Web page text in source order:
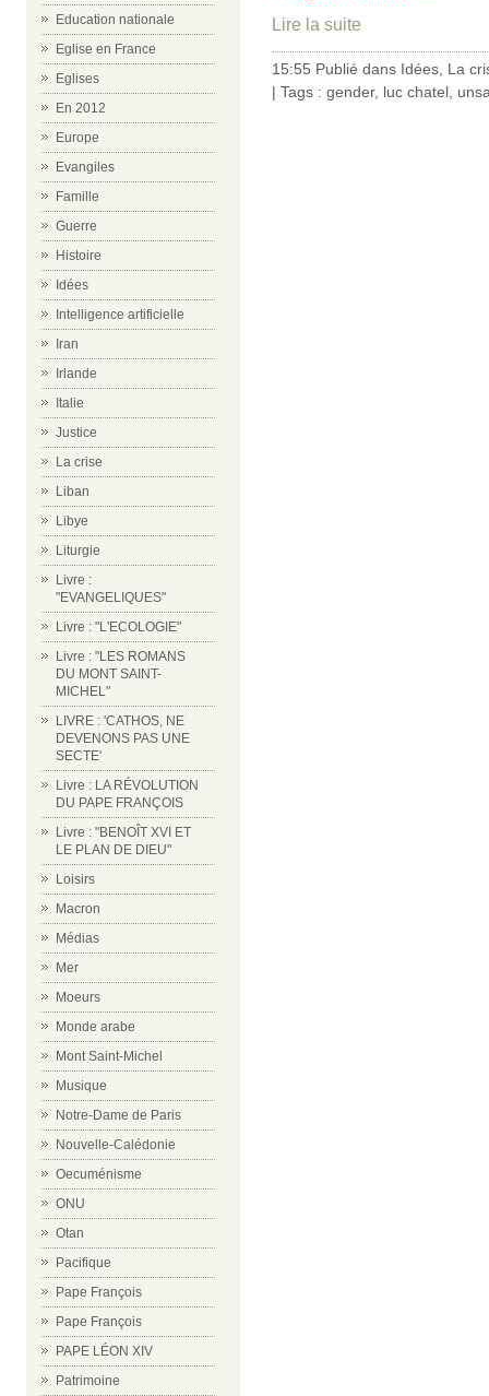
Education nationale
Eglise en France
Eglises
En 2012
Europe
Evangiles
Famille
Guerre
Histoire
Idées
Intelligence artificielle
Iran
Irlande
Italie
Justice
La crise
Liban
Libye
Liturgie
Livre :
"EVANGELIQUES"
Livre : "L'ECOLOGIE"
Livre : "LES ROMANS
DU MONT SAINT-
MICHEL"
LIVRE : 'CATHOS, NE
DEVENONS PAS UNE
SECTE'
Livre : LA RÉVOLUTION
DU PAPE FRANÇOIS
Livre : "BENOÎT XVI ET
LE PLAN DE DIEU"
Loisirs
Macron
Médias
Mer
Moeurs
Monde arabe
Mont Saint-Michel
Musique
Notre-Dame de Paris
Nouvelle-Calédonie
Oecuménisme
ONU
Otan
Pacifique
Pape François
Pape François
PAPE LÉON XIV
Patrimoine
Lire la suite
15:55 Publié dans Idées La
| Tags : gender, luc chatel